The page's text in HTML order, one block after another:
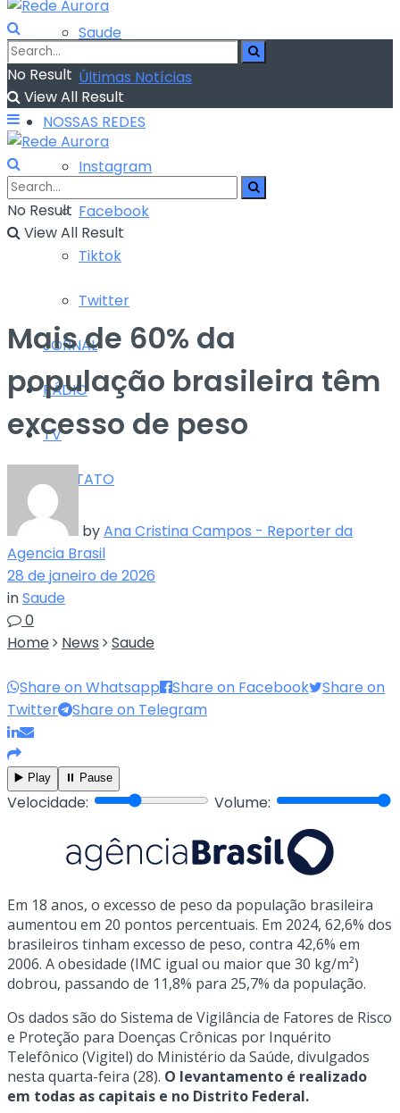
Saude
Últimas Notícias
NOSSAS REDES
Instagram
Facebook
Tiktok
Twitter
JORNAL
RÁDIO
TV
CONTATO
No Result
View All Result
No Result
View All Result
Mais de 60% da
população brasileira têm
excesso de peso
byAna Cristina Campos - Reporter da
Agencia Brasil
28 de janeiro de 2026
inSaude
0
Home
News Saude
Share on Whatsapp Share on Facebook
Share on
Twitter
Share on Telegram
▶️ Play ⏸️ Pause
Velocidade: Volume:
Em 18 anos, o excesso de peso da população brasileira
aumentou em 20 pontos percentuais. Em 2024, 62,6% dos
brasileiros tinham excesso de peso, contra 42,6% em
2006. A obesidade (IMC igual ou maior que 30 kg/m²)
dobrou, passando de 11,8% para 25,7% da população.
Os dados são do Sistema de Vigilância de Fatores de Risco
e Proteção para Doenças Crônicas por Inquérito
Telefônico (Vigitel) do Ministério da Saúde, divulgados
nesta quarta-feira (28). O levantamento é realizado
em todas as capitais e no Distrito Federal.